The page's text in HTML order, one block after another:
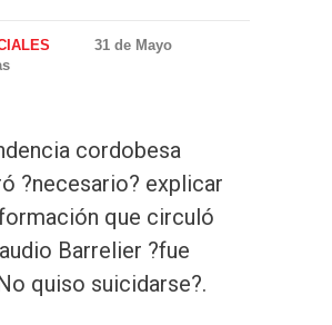
31 de Mayo
cordobesa
?necesario? explicar
que circuló
Barrelier ?fue
quiso suicidarse?.